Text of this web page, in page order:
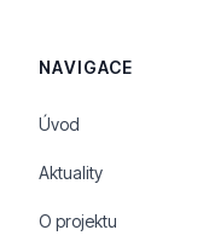
NAVIGACE
Úvod
Aktuality
O projektu